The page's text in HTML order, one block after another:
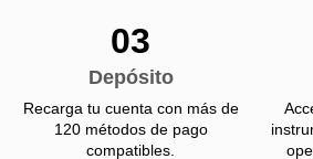
03
Depósito
Recarga tu cuenta con más de
120 métodos de pago
compatibles.